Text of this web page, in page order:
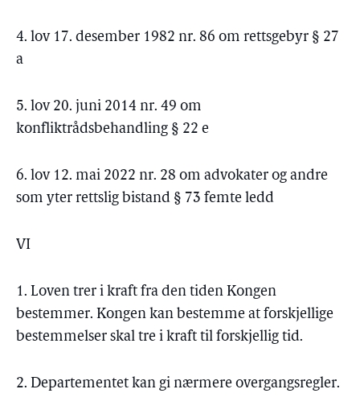
4. lov 17. desember 1982 nr. 86 om rettsgebyr § 27
a
5. lov 20. juni 2014 nr. 49 om
konfliktrådsbehandling § 22 e
6. lov 12. mai 2022 nr. 28 om advokater og andre
som yter rettslig bistand § 73 femte ledd
VI
1. Loven trer i kraft fra den tiden Kongen
bestemmer. Kongen kan bestemme at forskjellige
bestemmelser skal tre i kraft til forskjellig tid.
2. Departementet kan gi nærmere overgangsregler.